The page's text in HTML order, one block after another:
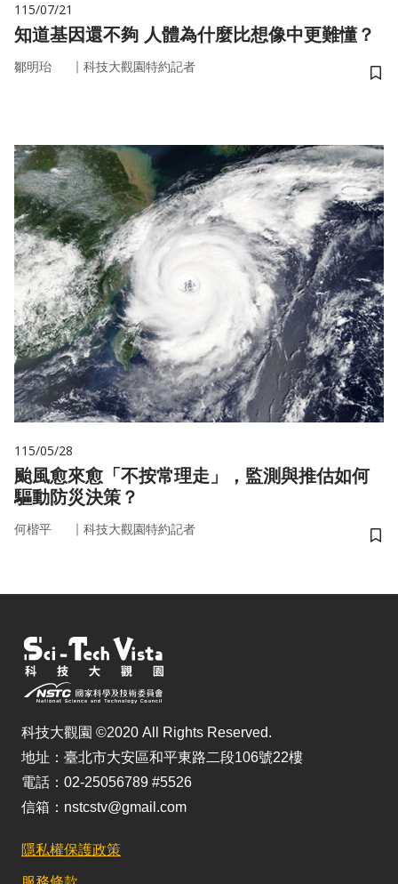
115/07/21
知道基因還不夠 人體為什麼比想像中更難懂？
鄒明珆 ｜ 科技大觀園特約記者
儲
115/05/28
颱風愈來愈「不按常理走」，監測與推估如何
驅動防災決策？
何楷平 ｜ 科技大觀園特約記者
儲
科技大觀園 ©2020 All Rights Reserved.
地址：臺北市大安區和平東路二段106號22樓
電話：02-25056789 #5526
信箱：nstcstv@gmail.com
隱私權保護政策